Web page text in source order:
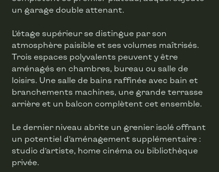
un garage double attenant.
L’étage supérieur se distingue par son
atmosphère paisible et ses volumes maîtrisés.
Trois espaces polyvalents peuvent y être
aménagés en chambres, bureau ou salle de
loisirs. Une salle de bains raffinée avec bain et
branchements machines, une grande terrasse
arrière et un balcon complètent cet ensemble.
Le dernier niveau abrite un grenier isolé offrant
un potentiel d’aménagement supplémentaire :
studio d’artiste, home cinéma ou bibliothèque
privée.